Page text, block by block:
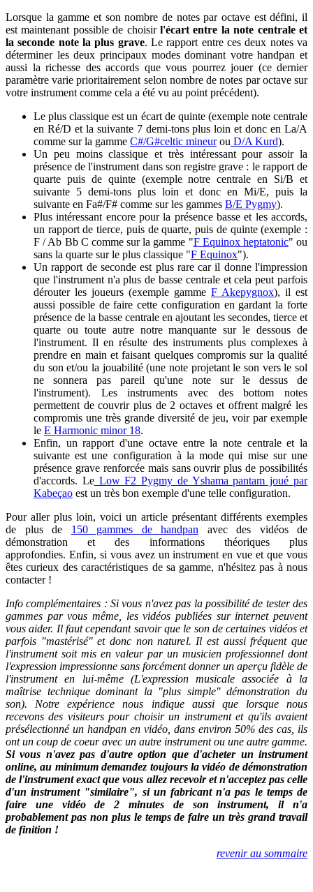
Lorsque la gamme et son nombre de notes par octave est défini, il
est maintenant possible de choisir l'écart entre la note centrale et
la seconde note la plus grave. Le rapport entre ces deux notes va
déterminer les deux principaux modes dominant votre handpan et
aussi la richesse des accords que vous pourrez jouer (ce dernier
paramètre varie prioritairement selon nombre de notes par octave sur
votre instrument comme cela a été vu au point précédent).
Le plus classique est un écart de quinte (exemple note centrale
en Ré/D et la suivante 7 demi-tons plus loin et donc en La/A
comme sur la gamme C#/G#celtic mineurou D/A Kurd).
Un peu moins classique et très intéressant pour assoir la
présence de l'instrument dans son registre grave : le rapport de
quarte puis de quinte (exemple notre centrale en Si/B et
suivante 5 demi-tons plus loin et donc en Mi/E, puis la
suivante en Fa#/F# comme sur les gammes B/E Pygmy).
Plus intéressant encore pour la présence basse et les accords,
un rapport de tierce, puis de quarte, puis de quinte (exemple :
F / Ab Bb C comme sur la gamme "F Equinox heptatonic" ou
sans la quarte sur le plus classique "F Equinox").
Un rapport de seconde est plus rare car il donne l'impression
que l'instrument n'a plus de basse centrale et cela peut parfois
dérouter les joueurs (exemple gamme F Akepygnox), il est
aussi possible de faire cette configuration en gardant la forte
présence de la basse centrale en ajoutant les secondes, tierce et
quarte ou toute autre notre manquante sur le dessous de
l'instrument. Il en résulte des instruments plus complexes à
prendre en main et faisant quelques compromis sur la qualité
du son et/ou la jouabilité (une note projetant le son vers le sol
ne sonnera pas pareil qu'une note sur le dessus de
l'instrument). Les instruments avec des bottom notes
permettent de couvrir plus de 2 octaves et offrent malgré les
compromis une très grande diversité de jeu, voir par exemple
le E Harmonic minor 18.
Enfin, un rapport d'une octave entre la note centrale et la
suivante est une configuration à la mode qui mise sur une
présence grave renforcée mais sans ouvrir plus de possibilités
d'accords. LeLow F2 Pygmy de Yshama pantam joué par
Kabeçao est un très bon exemple d'une telle configuration.
Pour aller plus loin, voici un article présentant différents exemples
de plus de 150 gammes de handpan avec des vidéos de
démonstration et des informations théoriques plus
approfondies. Enfin, si vous avez un instrument en vue et que vous
êtes curieux des caractéristiques de sa gamme, n'hésitez pas à nous
contacter !
Info complémentaires : Si vous n'avez pas la possibilité de tester des
gammes par vous même, les vidéos publiées sur internet peuvent
vous aider. Il faut cependant savoir que le son de certaines vidéos et
parfois "mastérisé" et donc non naturel. Il est aussi fréquent que
l'instrument soit mis en valeur par un musicien professionnel dont
l'expression impressionne sans forcément donner un aperçu fidèle de
l'instrument en lui-même (L'expression musicale associée à la
maîtrise technique dominant la "plus simple" démonstration du
son). Notre expérience nous indique aussi que lorsque nous
recevons des visiteurs pour choisir un instrument et qu'ils avaient
présélectionné un handpan en vidéo, dans environ 50% des cas, ils
ont un coup de coeur avec un autre instrument ou une autre gamme.
Si vous n'avez pas d'autre option que d'acheter un instrument
online, au minimum demandez toujours la vidéo de démonstration
de l'instrument exact que vous allez recevoir et n'acceptez pas celle
d'un instrument "similaire", si un fabricant n'a pas le temps de
faire une vidéo de 2 minutes de son instrument, il n'a
probablement pas non plus le temps de faire un très grand travail
de finition !
revenir au sommaire